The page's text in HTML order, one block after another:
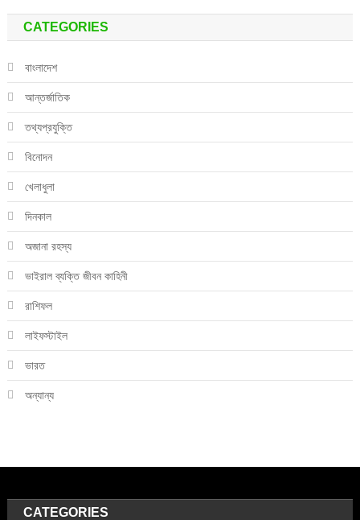
CATEGORIES
বাংলাদেশ
আন্তর্জাতিক
তথ্যপ্রযুক্তি
বিনোদন
খেলাধুলা
দিনকাল
অজানা রহস্য
ভাইরাল ব্যক্তি জীবন কাহিনী
রাশিফল
লাইফস্টাইল
ভারত
অন্যান্য
CATEGORIES